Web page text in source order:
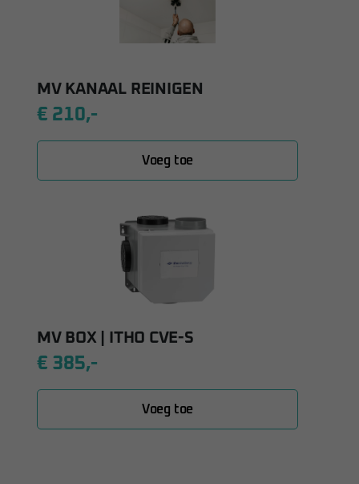
MV KANAAL REINIGEN
€ 210,-
Voeg toe
MV BOX | ITHO CVE-S
€ 385,-
Voeg toe